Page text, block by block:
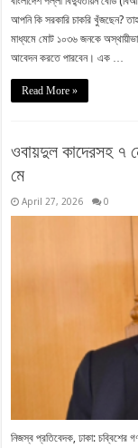
আপনি কি সরকারি চাকরি খুঁজছেন?
মাধ্যমে মোট ১০৩৬ জনকে
আবেদন করতে পারবেন। এক …
Read More »
ওবায়দুল কাদেরসহ ৭
মে
April 27, 2026 0
নিজস্ব প্রতিবেদক, ঢাকা: চব্বিশের